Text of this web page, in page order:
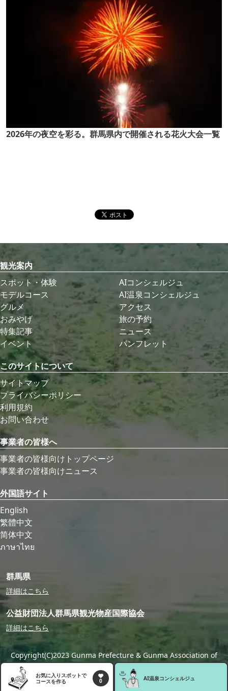
2026年の夜空を彩る。群馬県内で開催される花火大会一覧
お気に入りスポットで
コースを作る
0 AI温泉コンシェルジュ
観光案内
スポット・体験
モデルコース
グルメ
おみやげ
特集記事
イベント
AIコンシェルジュ
AI温泉コンシェルジュ
アクセス
旅の予約
ニュース
パンフレット
このサイトについて
サイトマップ
プライバシーポリシー
利用規約
お問い合わせ
事業者の皆様へ
事業者の皆様向けトップページ
事業者の皆様向けニュース
外国語サイト
English
繁體中文
简体中文
ภาษาไทย
群馬県
詳細はこちら
公益財団法人群馬県観光物産国際協会
詳細はこちら
Copyright(C)2023 Gunma Prefecture & Gunma Association of
Tourism,Local Products & International Exchange